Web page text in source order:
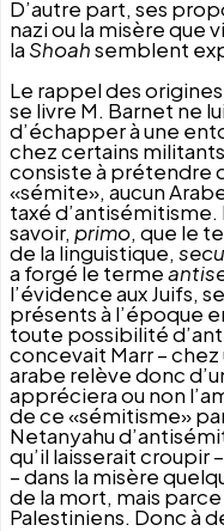
D’autre part, ses
nazi ou la misère que
la Shoahsemblent
Le rappel des
se livre M. Barnet ne
d’échapper à une
chez certains
consiste à prétendre
«sémite», aucun
taxé
savoir, primo, que le
de la linguistique,
a forgé le terme
l’évidence aux Juifs,
présents à l’époque
toute possibilité
concevait Marr –
arabe relève donc
appréciera ou non
de ce «sémitisme»
Netanyahu
qu’il laisserait
– dans la misère
de la mort, mais parce
Palestiniens. Donc à